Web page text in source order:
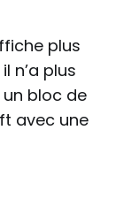
plus
n’a plus
bloc de
avec une